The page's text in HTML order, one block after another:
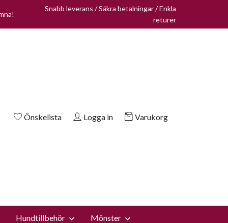
Snabb leverans / Säkra betalningar / Enkla
returer
Önskelista Logga in Varukorg
Hundtillbehör
Mönster